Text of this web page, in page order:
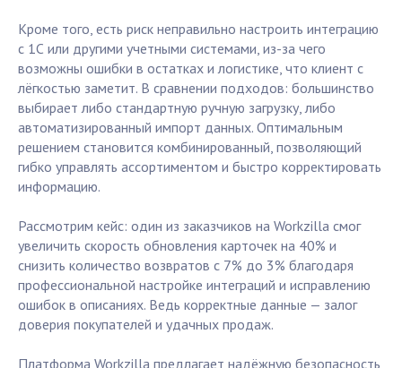
Кроме того, есть риск неправильно настроить интеграцию
с 1С или другими учетными системами, из-за чего
возможны ошибки в остатках и логистике, что клиент с
лёгкостью заметит. В сравнении подходов: большинство
выбирает либо стандартную ручную загрузку, либо
автоматизированный импорт данных. Оптимальным
решением становится комбинированный, позволяющий
гибко управлять ассортиментом и быстро корректировать
информацию.
Рассмотрим кейс: один из заказчиков на Workzilla смог
увеличить скорость обновления карточек на 40% и
снизить количество возвратов с 7% до 3% благодаря
профессиональной настройке интеграций и исправлению
ошибок в описаниях. Ведь корректные данные — залог
доверия покупателей и удачных продаж.
Платформа Workzilla предлагает надёжную безопасность